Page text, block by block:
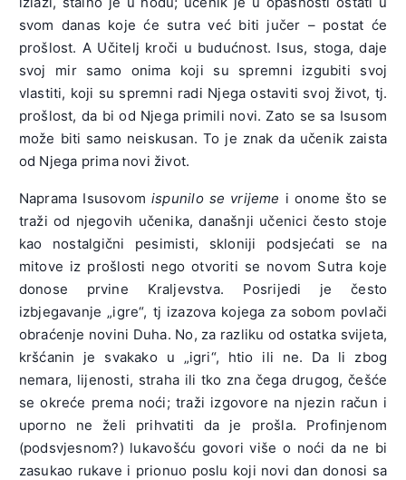
svom danas koje će sutra već biti jučer – postat će
prošlost. A Učitelj kroči u budućnost. Isus, stoga, daje
svoj mir samo onima koji su spremni izgubiti svoj
vlastiti, koji su spremni radi Njega ostaviti svoj život, tj.
prošlost, da bi od Njega primili novi. Zato se sa Isusom
može biti samo neiskusan. To je znak da učenik zaista
od Njega prima novi život.
Naprama Isusovomispunilo se vrijeme i onome što se
traži od njegovih učenika, današnji učenici često stoje
kao nostalgični pesimisti, skloniji podsjećati se na
mitove iz prošlosti nego otvoriti se novom Sutra koje
donose prvine Kraljevstva. Posrijedi je često
izbjegavanje „igre“, tj izazova kojega za sobom povlači
obraćenje novini Duha. No, za razliku od ostatka svijeta,
kršćanin je svakako u „igri“, htio ili ne. Da li zbog
nemara, lijenosti, straha ili tko zna čega drugog, češće
se okreće prema noći; traži izgovore na njezin račun i
uporno ne želi prihvatiti da je prošla. Profinjenom
(podsvjesnom?) lukavošću govori više o noći da ne bi
zasukao rukave i prionuo poslu koji novi dan donosi sa